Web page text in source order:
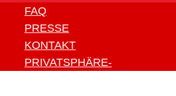
FAQ
PRESSE
KONTAKT
PRIVATSPHÄRE-